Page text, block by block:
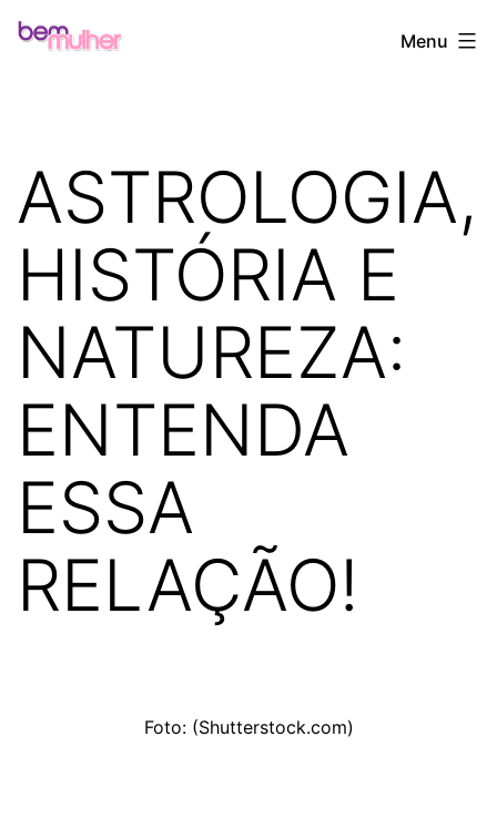
Pular
Bem
Menu
ASTROLOGIA,
HISTÓRIA E
NATUREZA:
ENTENDA
ESSA
RELAÇÃO!
Foto: (Shutterstock.com)